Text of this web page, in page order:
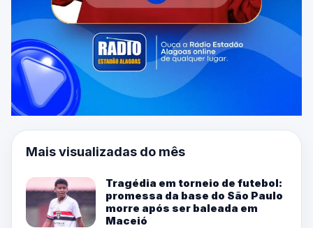
Mais visualizadas do mês
Tragédia em torneio de futebol:
promessa da base do São Paulo
morre após ser baleada em
Maceió